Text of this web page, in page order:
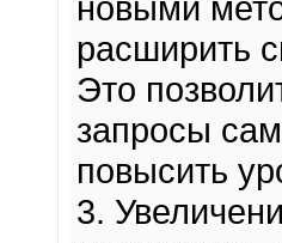
расширить
Это
запросы
повысить
3.